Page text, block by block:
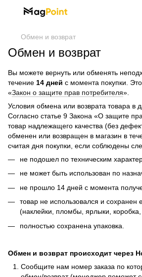
Обмен и возврат
Обмен и возврат
Вы можете вернуть или обменять
течение 14 дней с момента покупки.
«Закон о защите прав потребителя».
Условия обмена или возврата товара в
Согласно статье 9 Закона «О защите
товар надлежащего качества (без
обменен или возвращен в магазин в
считая дня покупки, если соблюдены
не подошел по техническим
не может быть использован по
не прошло 14 дней с момента
товар не использовался и сохранен
(наклейки, пломбы, ярлыки, коробка,
полностью сохранена упаковка.
Обмен и возврат происходит через
Сообщите нам номер заказа по